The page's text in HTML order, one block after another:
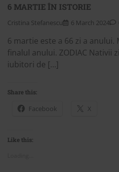
6 MARTIE ÎN ISTORIE
Cristina Stefanescu 6 March 2024
6 martie este a 66 zi a anului.
finalul anului. ZODIAC Nativii
iubitori de […]
Share this:
Facebook X
Like this: